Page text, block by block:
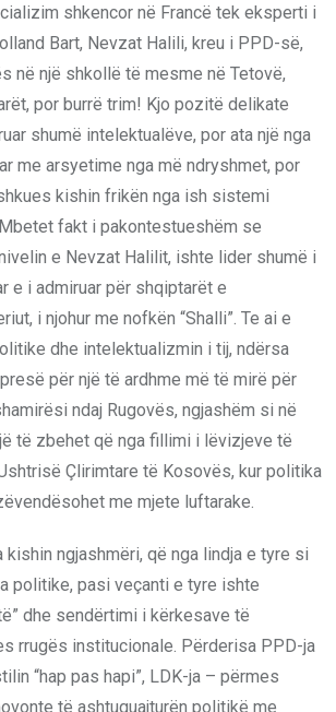
shkencor në Francë tek eksperti i
Bart, Nevzat Halili, kreu i PPD-së,
në një shkollë të mesme në Tetovë,
por burrë trim! Kjo pozitë delikate
shumë intelektualëve, por ata një nga
me arsyetime nga më ndryshmet, por
kishin frikën nga ish sistemi
fakt i pakontestueshëm se
e Nevzat Halilit, ishte lider shumë i
e i admiruar për shqiptarët e
i njohur me nofkën “Shalli”. Te ai e
dhe intelektualizmin i tij, ndërsa
për një të ardhme më të mirë për
ndaj Rugovës, ngjashëm si në
të zbehet që nga fillimi i lëvizjeve të
Çlirimtare të Kosovës, kur politika
me mjete luftarake.
kishin ngjashmëri, që nga lindja e tyre si
politike, pasi veçanti e tyre ishte
dhe sendërtimi i kërkesave të
rrugës institucionale. Përderisa PPD-ja
“hap pas hapi”, LDK-ja – përmes
të ashtuquajturën politikë me